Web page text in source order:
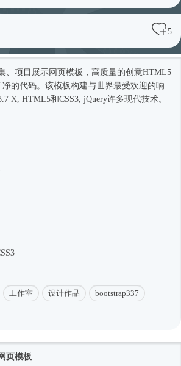
5
、项目展示网页模板 ，高质量的创意HTML5
净的代码。该模板构建与世界最受欢迎的响
X, HTML5和CSS3, jQuery许多现代技术。
工作室 设计作品 bootstrap337
页模板